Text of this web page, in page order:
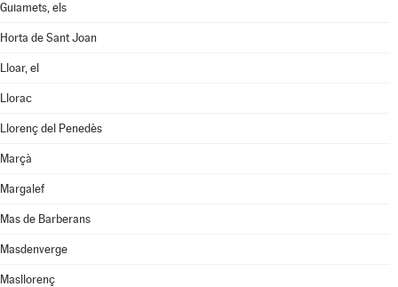
Guiamets, els
Horta de Sant Joan
Lloar, el
Llorac
Llorenç del Penedès
Marçà
Margalef
Mas de Barberans
Masdenverge
Masllorenç